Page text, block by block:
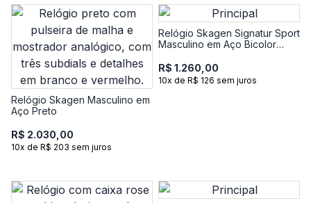
Relógio Skagen Masculino em
Aço Preto
R$ 2.030,00
10x de R$ 203 sem juros
Relógio Skagen Signatur Sport
Masculino em Aço Bicolor
R$ 1.260,00
10x de R$ 126 sem juros